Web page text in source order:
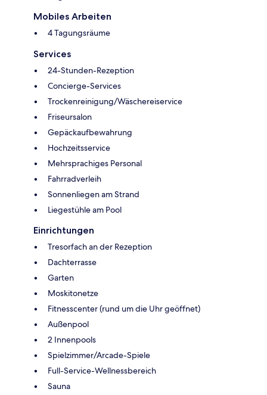
Mobiles Arbeiten
4 Tagungsräume
Services
24-Stunden-Rezeption
Concierge-Services
Trockenreinigung/Wäschereiservice
Friseursalon
Gepäckaufbewahrung
Hochzeitsservice
Mehrsprachiges Personal
Fahrradverleih
Sonnenliegen am Strand
Liegestühle am Pool
Einrichtungen
Tresorfach an der Rezeption
Dachterrasse
Garten
Moskitonetze
Fitnesscenter (rund um die Uhr geöffnet)
Außenpool
2 Innenpools
Spielzimmer/Arcade-Spiele
Full-Service-Wellnessbereich
Sauna